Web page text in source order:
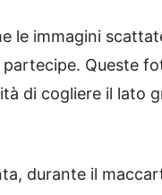
le immagini
Queste
di cogliere il lato
durante il